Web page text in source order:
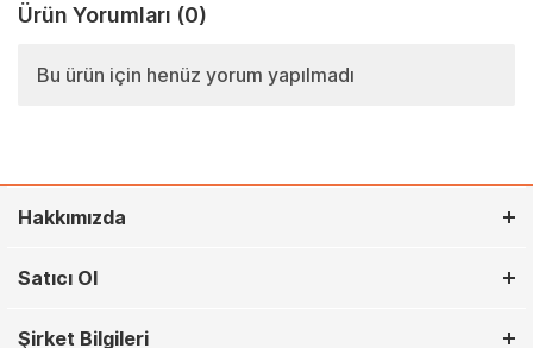
Ürün Yorumları (0)
Bu ürün için henüz yorum yapılmadı
Hakkımızda
Satıcı Ol
Şirket Bilgileri